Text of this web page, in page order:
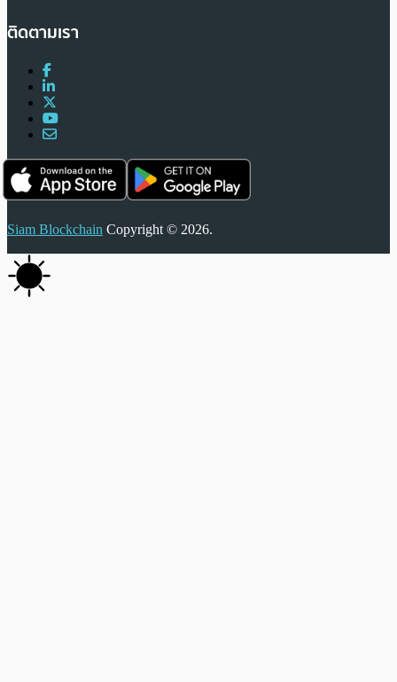
ติดตามเรา
Siam Blockchain Copyright © 2026.